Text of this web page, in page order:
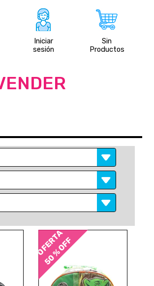
Iniciar
sesión
Sin
Productos
OFERTA
50 % OFF